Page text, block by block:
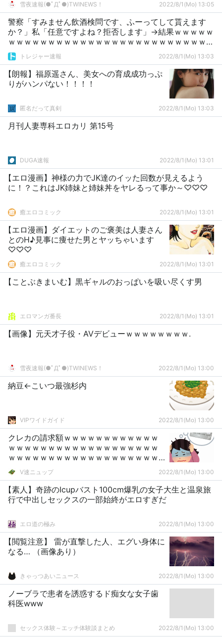
雪夜速報(●ﾟДﾟ●)TWINEWS！ 2022/8/1(Mo) 13:05
警察「すみません飲酒検問です、ふーってして貰えます
か？」私「任意ですよね？拒否します」→結果ｗｗｗｗｗ
ｗｗｗｗｗｗｗｗｗｗｗｗｗｗｗｗｗｗｗｗｗｗｗｗｗｗ
ｗ
トレジャー速報 2022/8/1(Mo) 13:03
【朗報】福原遥さん、美女への育成成功っぷ
りがハンパない！！！！
匿名だって真剣 2022/8/1(Mo) 13:03
月刊人妻専科エロカリ 第15号
DUGA速報 2022/8/1(Mo) 13:01
【エロ漫画】神様の力でJK達のイッた回数が見えるよう
に！？これはJK姉妹と姉妹丼をヤレるって事か～♡♡♡
癒エロコミック 2022/8/1(Mo) 13:01
【エロ漫画】ダイエットのご褒美は人妻さん
とのH♪見事に痩せた男とヤッちゃいます
♡♡♡
癒エロコミック 2022/8/1(Mo) 13:01
【ことぶきまいむ】黒ギャルのおっぱいを吸い尽くす男
エロマンガ番長 2022/8/1(Mo) 13:01
【画像】元天才子役・AVデビューｗｗｗｗｗｗｗｗ.
雪夜速報(●ﾟДﾟ●)TWINEWS！ 2022/8/1(Mo) 13:00
納豆←こいつ最強杉内
VIPワイドガイド 2022/8/1(Mo) 13:00
クレカの請求額ｗｗｗｗｗｗｗｗｗｗｗｗ
ｗｗｗｗｗｗｗｗｗｗｗｗｗｗｗｗｗｗｗ
ｗｗｗｗｗｗｗｗｗｗｗｗｗｗｗｗｗｗｗ
ｗｗｗｗｗ
V速ニュップ 2022/8/1(Mo) 13:00
【素人】奇跡のIcupバスト100cm爆乳の女子大生と温泉旅
行で中出しセックスの一部始終がエロすぎだ
エロ道の極み 2022/8/1(Mo) 13:00
【閲覧注意】 雷が直撃した人、エグい身体に
なる… （画像あり）
きゃっつあいニュース 2022/8/1(Mo) 13:00
ノーブラで患者を誘惑するド痴女な女子歯
科医www
セックス体験～エッチ体験談まとめ 2022/8/1(Mo) 13:00